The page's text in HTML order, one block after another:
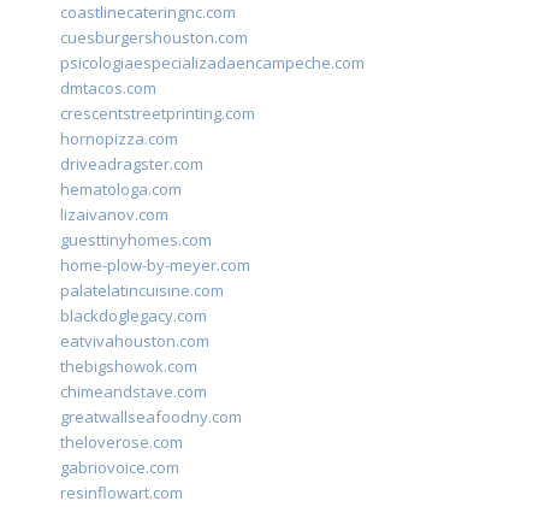
coastlinecateringnc.com
cuesburgershouston.com
psicologiaespecializadaencampeche.com
dmtacos.com
crescentstreetprinting.com
hornopizza.com
driveadragster.com
hematologa.com
lizaivanov.com
guesttinyhomes.com
home-plow-by-meyer.com
palatelatincuisine.com
blackdoglegacy.com
eatvivahouston.com
thebigshowok.com
chimeandstave.com
greatwallseafoodny.com
theloverose.com
gabriovoice.com
resinflowart.com